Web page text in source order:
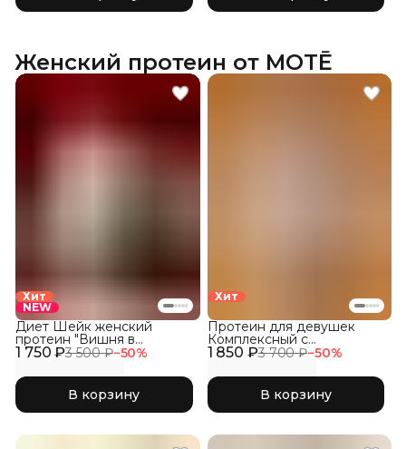
Женский протеин от MOTĒ
Хит
NEW
1 750 ₽3 500 ₽−50%
Диет Шейк женский
протеин "Вишня в
шоколаде"
В корзину
Хит
1 850 ₽3 700 ₽−50%
Протеин для девушек
Комплексный с
Коллагеном, Соленая
В корзину